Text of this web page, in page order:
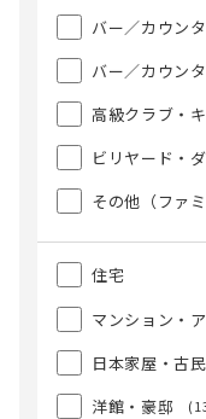
バー／カウン
バー／カウン
高級クラブ・
ビリヤード・
その他（ファ
住宅
マンション・
日本家屋・古
洋館・豪邸